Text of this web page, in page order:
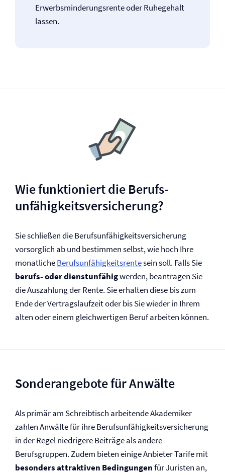
Erwerbsminderungs­rente oder Ruhegehalt
lassen.
Wie funktioniert die Berufs­
unfähigkeits­versicherung?
Sie schließen die Berufs­unfähigkeits­versicherung
vorsorglich ab und bestimmen selbst, wie hoch Ihre
monatlicheBerufs­unfähigkeitsrentesein soll. Falls Sie
berufs- oder dienstunfähigwerden, beantragen Sie
die Auszahlung der Rente. Sie erhalten diese bis zum
Ende der Vertragslaufzeit oder bis Sie wieder in Ihrem
alten oder einem gleichwertigen Beruf arbeiten können.
Sonderangebote für Anwälte
Als primär am Schreibtisch arbeitende Akademiker
zahlen Anwälte für ihre Berufs­unfähigkeits­versicherung
in der Regel niedrigere Beiträge als andere
Berufsgruppen. Zudem bieten einige Anbieter Tarife mit
besonders attraktiven Bedingungenfür Juristen an,